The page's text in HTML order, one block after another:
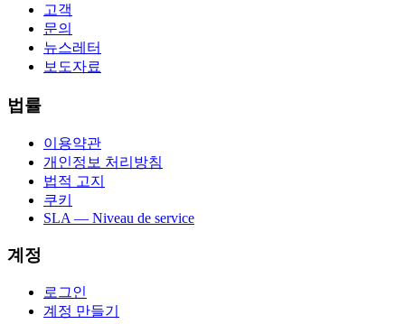
고객
문의
뉴스레터
보도자료
법률
이용약관
개인정보 처리방침
법적 고지
쿠키
SLA — Niveau de service
계정
로그인
계정 만들기